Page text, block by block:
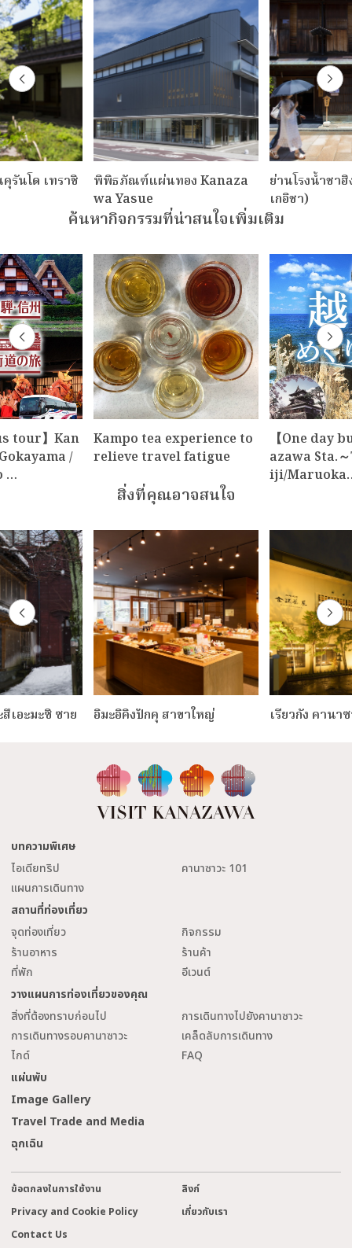
รันโด เทราชิ
พิพิธภัณฑ์แผ่นทอง Kanaza
wa Yasue
ย่านโรงน้ำชา
เกอิชา)
ค้นหากิจกรรมที่น่าสนใจเพิ่มเติม
tour】Kan
/
…
Kampo tea experience to
relieve travel fatigue
【One day
azawa Sta.
iji/
สิ่งที่คุณอาจสนใจ
เอะมะซิ ซาย อิมะอิคิงปักคุ สาขาใหญ่ เรียวกัง คานา
บทความพิเศษ
ไอเดียทริป
คานาซาวะ 101
แผนการเดินทาง
สถานที่ท่องเที่ยว
จุดท่องเที่ยว
กิจกรรม
ร้านอาหาร
ร้านค้า
ที่พัก
อีเวนต์
วางแผนการท่องเที่ยวของคุณ
สิ่งที่ต้องทราบก่อนไป
การเดินทางไปยังคานาซาวะ
การเดินทางรอบคานาซาวะ
เคล็ดลับการเดินทาง
ไกด์
FAQ
แผ่นพับ
Image Gallery
Travel Trade and Media
ฉุกเฉิน
ข้อตกลงในการใช้งาน
ลิงก์
Privacy and Cookie Policy
เกี่ยวกับเรา
Contact Us